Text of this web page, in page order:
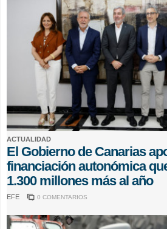
ACTUALIDAD
El Gobierno de Canarias
financiación autonómica
1.300 millones más al año
EFE 0 COMENTARIOS